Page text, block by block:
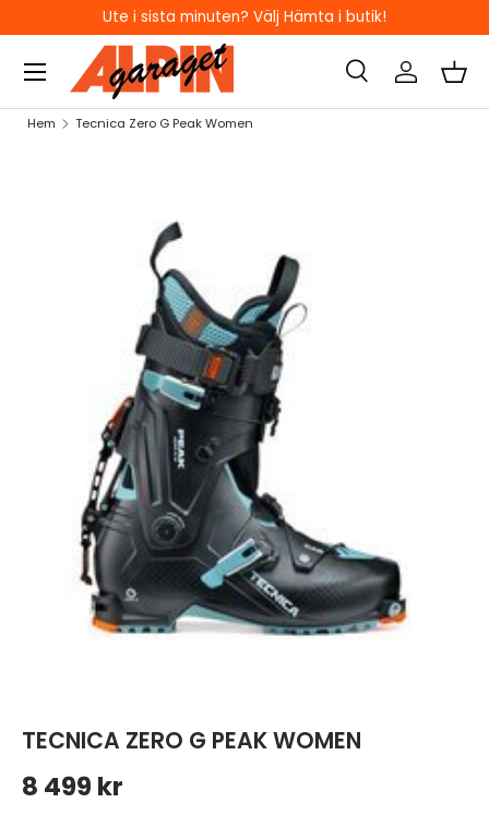
HOPPA TILL INNEHÅLL
Ute i sista minuten? Välj Hämta i butik!
Sök
Sök
Sök Logga inKorg
Hem Tecnica Zero G Peak Women
TECNICA ZERO G PEAK WOMEN
Ordinarie pris
8 499 kr